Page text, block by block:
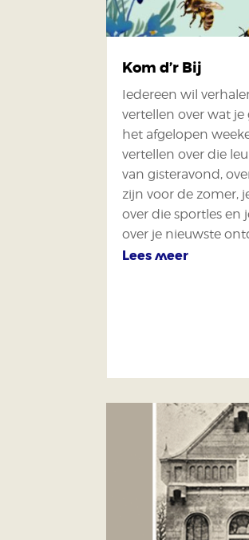
Kom d’r Bij
Iedereen wil
vertellen over wat
het afgelopen
vertellen over die
van gisteravond,
zijn voor de zomer,
over die sportles en
over je nieuwste
Lees meer